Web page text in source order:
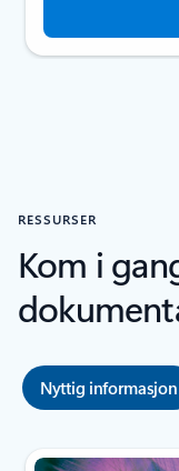
RESSURSER
Kom i
Nyttig informasjon
Bla gjennom